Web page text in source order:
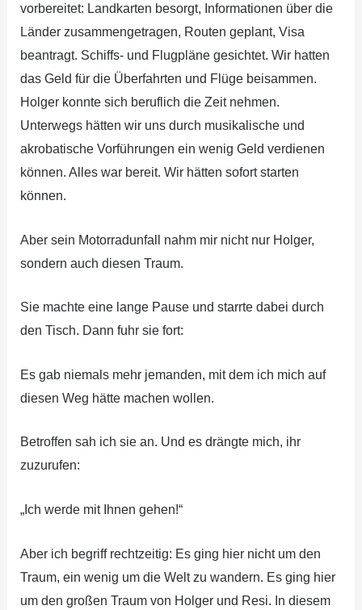
vorbereitet: Landkarten besorgt, Informationen über die
Länder zusammengetragen, Routen geplant, Visa
beantragt. Schiffs- und Flugpläne gesichtet. Wir hatten
das Geld für die Überfahrten und Flüge beisammen.
Holger konnte sich beruflich die Zeit nehmen.
Unterwegs hätten wir uns durch musikalische und
akrobatische Vorführungen ein wenig Geld verdienen
können. Alles war bereit. Wir hätten sofort starten
können.
Aber sein Motorradunfall nahm mir nicht nur Holger,
sondern auch diesen Traum.
Sie machte eine lange Pause und starrte dabei durch
den Tisch. Dann fuhr sie fort:
Es gab niemals mehr jemanden, mit dem ich mich auf
diesen Weg hätte machen wollen.
Betroffen sah ich sie an. Und es drängte mich, ihr
zuzurufen:
„Ich werde mit Ihnen gehen!“
Aber ich begriff rechtzeitig: Es ging hier nicht um den
Traum, ein wenig um die Welt zu wandern. Es ging hier
um den großen Traum von Holger und Resi. In diesem